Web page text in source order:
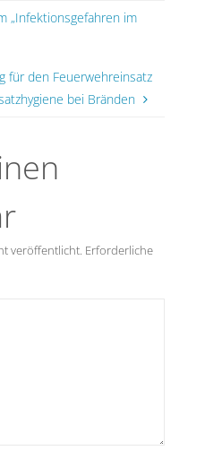
„Infektionsgefahren im
für den Feuerwehreinsatz
bei Bränden
veröffentlicht. Erforderliche